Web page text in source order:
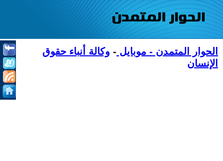
الحوار المتمدن - موبايل - وكالة أنباء حقوق
الإنسان